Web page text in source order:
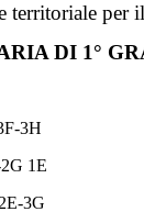
territoriale
DI 1°
3H
1E
3G